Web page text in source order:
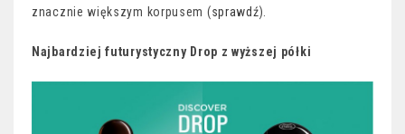
znacznie większym korpusem (sprawdź).
Najbardziej futurystyczny Drop z wyższej półki